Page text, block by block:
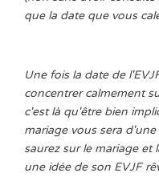
que la date que vous
Une fois la date de
concentrer calmement
c'est là qu'être bien
mariage vous sera
saurez sur le mariage et
une idée de son EVJF